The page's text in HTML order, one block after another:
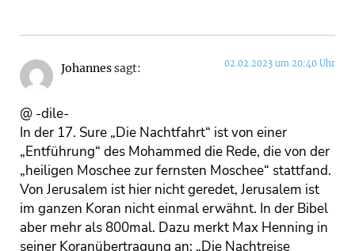
Johannessagt: 02.02.2023 um 20:40 Uhr
@ -dile-
In der 17. Sure „Die Nachtfahrt“ ist von einer
„Entführung“ des Mohammed die Rede, die von der
„heiligen Moschee zur fernsten Moschee“ stattfand.
Von Jerusalem ist hier nicht geredet, Jerusalem ist
im ganzen Koran nicht einmal erwähnt. In der Bibel
aber mehr als 800mal. Dazu merkt Max Henning in
seiner Koranübertragung an: „Die Nachtreise